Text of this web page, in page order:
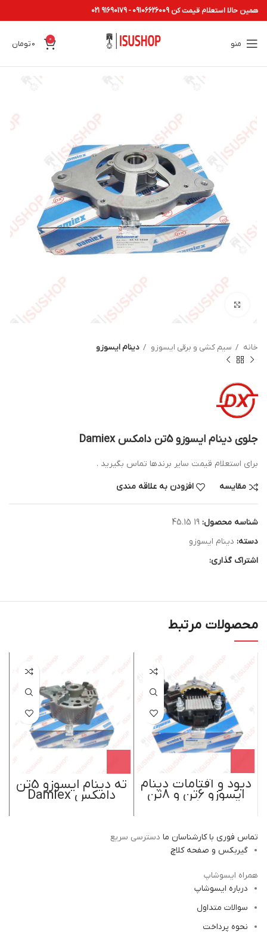
همین حالا استعلام قیمت کن 09106626009 - 91690179 021
منو 0
0تومان
بزرگنمایی تصویر
خانه سیم کشی و برقی ایسوزو دینام ایسوزو
جلوی دینام ایسوزو 5تن دامکس Damiex
برای استعلام قیمت سایر برندها تماس بگیرید .
مقایسه افزودن به علاقه مندی
شناسه محصول: 19 45.15
دسته: دینام ایسوزو
اشتراک گذاری:
محصولات مرتبط
دیود و آفتامات دینام
ایسوزو 6تن و 8تن
دامکس
ته دینام ایسوزو 5تن
دامکس Damiex
تماس فوری با کارشناسان ما دسترسی سریع
گیربکس و صفحه کلاچ
همراه ایسوشاپ
درباره ایسوشاپ
سوالات متداول
نحوه پرداخت